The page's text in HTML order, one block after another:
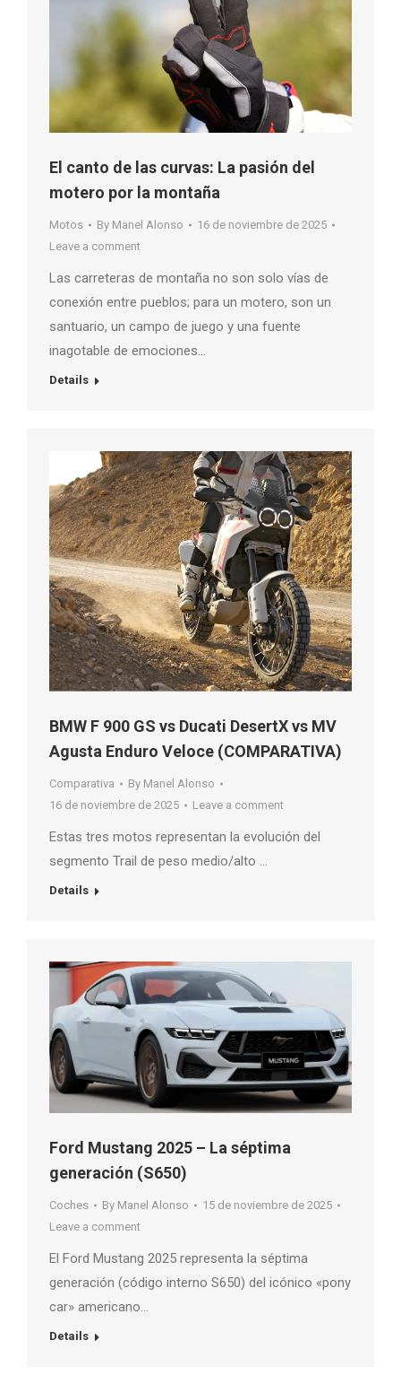
El canto de las curvas: La pasión del
motero por la montaña
Motos By Manel Alonso
16 de noviembre de 2025
Leave a comment
Las carreteras de montaña no son solo vías de
conexión entre pueblos; para un motero, son un
santuario, un campo de juego y una fuente
inagotable de emociones…
Details
BMW F 900 GS vs Ducati DesertX vs MV
Agusta Enduro Veloce (COMPARATIVA)
Comparativa By Manel Alonso
16 de noviembre de 2025
Leave a comment
Estas tres motos representan la evolución del
segmento Trail de peso medio/alto …
Details
Ford Mustang 2025 – La séptima
generación (S650)
Coches By Manel Alonso
15 de noviembre de 2025
Leave a comment
El Ford Mustang 2025 representa la séptima
generación (código interno S650) del icónico «pony
car» americano…
Details